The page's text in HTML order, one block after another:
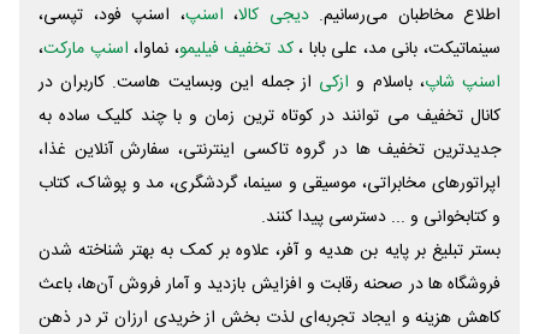
اطلاع مخاطبان می‌رسانیم. دیجی کالا، اسنپ، اسنپ فود، تپسی،
سینماتیکت، بانی مد، علی‌ بابا ،کد تخفیف فیلیمو، نماوا، اسنپ مارکت،
اسنپ شاپ، باسلام و ازکی از جمله این وبسایت ‌هاست. کاربران در
کانال تخفیف می توانند در کوتاه ترین زمان و با چند کلیک ساده به
جدیدترین تخفیف ها در گروه تاکسی اینترنتی، سفارش آنلاین غذا،
اپراتورهای مخابراتی، موسیقی و سینما، گردشگری، مد و پوشاک، کتاب
و کتابخوانی و ... دسترسی پیدا کنند.
بستر تبلیغ بر پایه بن هدیه و آفر، علاوه بر کمک به بهتر شناخته شدن
فروشگاه ها در صحنه رقابت و افزایش بازدید و آمار فروش آن‌ها، باعث
کاهش هزینه و ایجاد تجربه‌ای لذت بخش از خریدی ارزان تر در ذهن